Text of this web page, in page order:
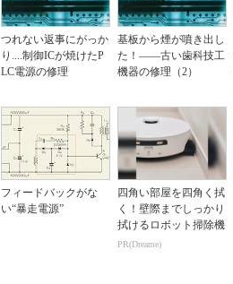
つれない返事にがっか
り....制御ICが焼けたP
LC電源の修理
基板から煙が噴き出し
た！――古い歯科技工
機器の修理（2）
フィードバックがな
い“暴走電源”
四角い部屋を四角く拭
く！壁際までしっかり
拭けるロボット掃除機
PR(Dreame)